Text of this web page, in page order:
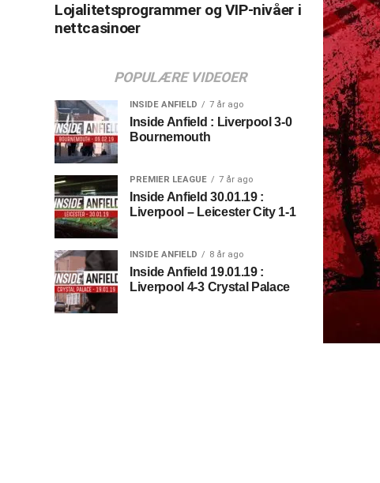
Lojalitetsprogrammer og VIP-nivåer i
nettcasinoer
POPULÆRE VIDEOER
INSIDE ANFIELD 7 år ago
Inside Anfield : Liverpool 3-0
Bournemouth
PREMIER LEAGUE 7 år ago
Inside Anfield 30.01.19 :
Liverpool – Leicester City 1-1
INSIDE ANFIELD 8 år ago
Inside Anfield 19.01.19 :
Liverpool 4-3 Crystal Palace